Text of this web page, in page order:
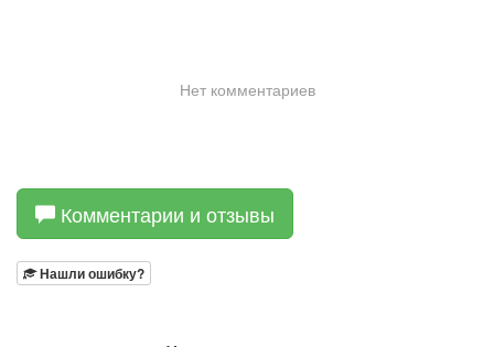
Комментарии и отзывы
Нашли ошибку?